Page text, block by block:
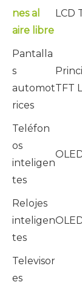
nes al
aire libre
LCD
Pantalla
s
automot
rices
TFT
Teléfon
os
inteligen
tes
Relojes
inteligen
tes
Televisor
es